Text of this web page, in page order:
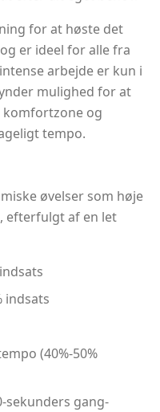
for at høste det
er ideel for alle fra
arbejde er kun i
mulighed for at
komfortzone og
tempo.
øvelser som høje
efterfulgt af en let
indsats
(40%-50%
sekunders gang-